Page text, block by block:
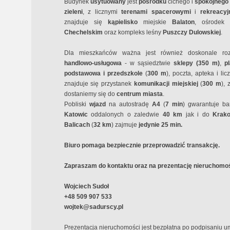
Budynek usytuowanyjestpośrodku cichego i spokojnego
zieleni, z licznymiterenami spacerowymii
znajduje się
kąpieliskomiejskie Balaton, ośrodek
Chechelskim oraz kompleks leśny Puszczy Dulowskiej.
Dla mieszkańców ważna jest również doskonale
handlowo-usługowa - w sąsiedztwie sklepy (350 m),
podstawowa i przedszkole(300 m), poczta, apteka i
znajduje się przystanek komunikacji miejskiej(300 m),
dostaniemy się do centrum miasta.
Pobliski wjazd na autostradę A4 (7 min) gwarantuje
Katowic oddalonych o zaledwie 40 km jak i do
Balicach (32 km) zajmuje jedynie 25 min.
Biuro pomaga bezpiecznie przeprowadzić transakcję.
Zapraszam do kontaktu oraz na prezentację
Wojciech Sudoł
+48 509 907 533
wojtek@sadurscy.pl
Prezentacja nieruchomości jest bezpłatna po podpisaniu